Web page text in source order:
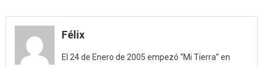
Félix
El 24 de Enero de 2005 empezó “Mi Tierra” en